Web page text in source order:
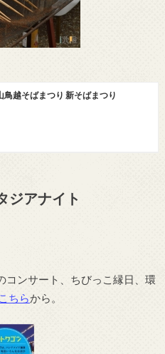
鳥越そばまつり 新そばまつり
ジアナイト
コンサート、ちびっこ縁日、環
こちらから。